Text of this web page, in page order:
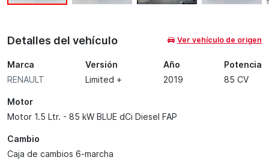
Detalles del vehículo Ver vehículo de origen
Marca
RENAULT
Versión
Limited +
Año
2019
Potencia
85 CV
Motor
Motor 1.5 Ltr. - 85 kW BLUE dCi Diesel FAP
Cambio
Caja de cambios 6-marcha